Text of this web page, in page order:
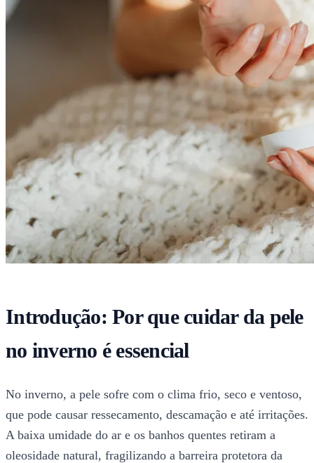
Introdução: Por que cuidar da pele
no inverno é essencial
No inverno, a pele sofre com o clima frio, seco e ventoso,
que pode causar ressecamento, descamação e até irritações.
A baixa umidade do ar e os banhos quentes retiram a
oleosidade natural, fragilizando a barreira protetora da